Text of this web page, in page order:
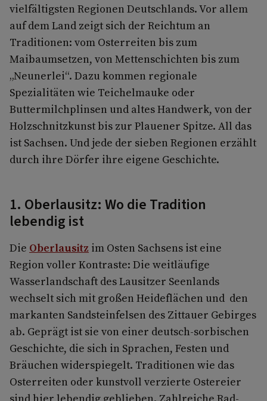
vielfältigsten Regionen Deutschlands. Vor allem
auf dem Land zeigt sich der Reichtum an
Traditionen: vom Osterreiten bis zum
Maibaumsetzen, von Mettenschichten bis zum
„Neunerlei“. Dazu kommen regionale
Spezialitäten wie Teichelmauke oder
Buttermilchplinsen und altes Handwerk, von der
Holzschnitzkunst bis zur Plauener Spitze. All das
ist Sachsen. Und jede der sieben Regionen erzählt
durch ihre Dörfer ihre eigene Geschichte.
1. Oberlausitz: Wo die Tradition
lebendig ist
Die Oberlausitz im Osten Sachsens ist eine
Region voller Kontraste: Die weitläufige
Wasserlandschaft des Lausitzer Seenlands
wechselt sich mit großen Heideflächen und den
markanten Sandsteinfelsen des Zittauer Gebirges
ab. Geprägt ist sie von einer deutsch-sorbischen
Geschichte, die sich in Sprachen, Festen und
Bräuchen widerspiegelt. Traditionen wie das
Osterreiten oder kunstvoll verzierte Ostereier